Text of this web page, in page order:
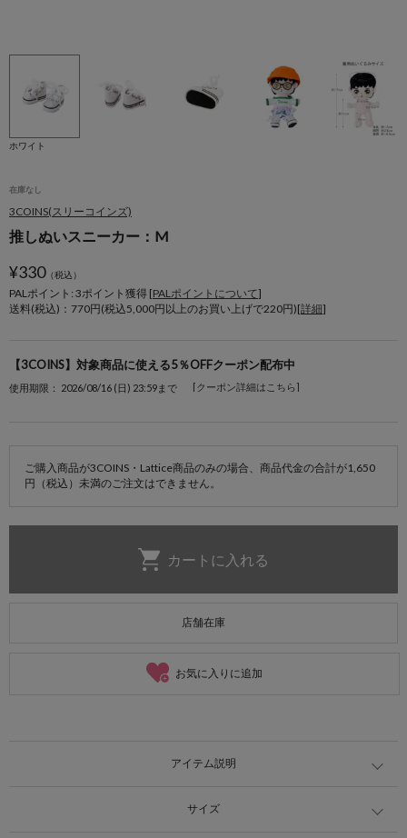
ホワイト
在庫なし
3COINS(スリーコインズ)
推しぬいスニーカー：M
¥330（税込）
PALポイント: 3ポイント獲得 [PALポイントについて]
送料(税込)：770円(税込5,000円以上のお買い上げで220円)[詳細]
【3COINS】対象商品に使える5％OFFクーポン配布中
使用期限： 2026/08/16 (日) 23:59まで [クーポン詳細はこちら]
ご購入商品が3COINS・Lattice商品のみの場合、商品代金の合計が1,650
円（税込）未満のご注文はできません。
店舗在庫
お気に入りに追加
アイテム説明
サイズ